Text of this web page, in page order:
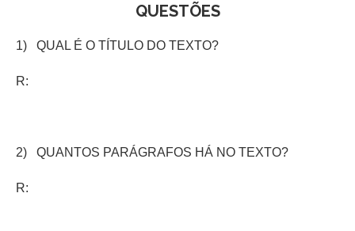
QUESTÕES
1) QUAL É O TÍTULO DO TEXTO?
R:
2) QUANTOS PARÁGRAFOS HÁ NO TEXTO?
R: